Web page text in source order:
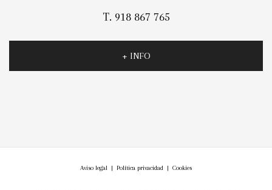
T. 918 867 765
+ INFO
Aviso legal | Política privacidad | Cookies